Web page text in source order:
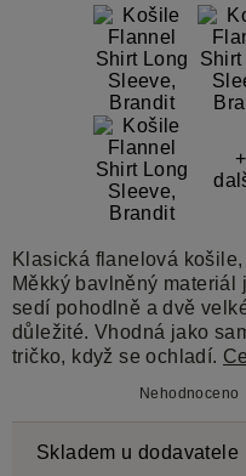
Klasická flanelová
Měkký bavlněný materiál
sedí pohodlně a dvě
důležité. Vhodná jako
tričko, když se ochladí.
Nehodnoceno
Skladem u dodavatele